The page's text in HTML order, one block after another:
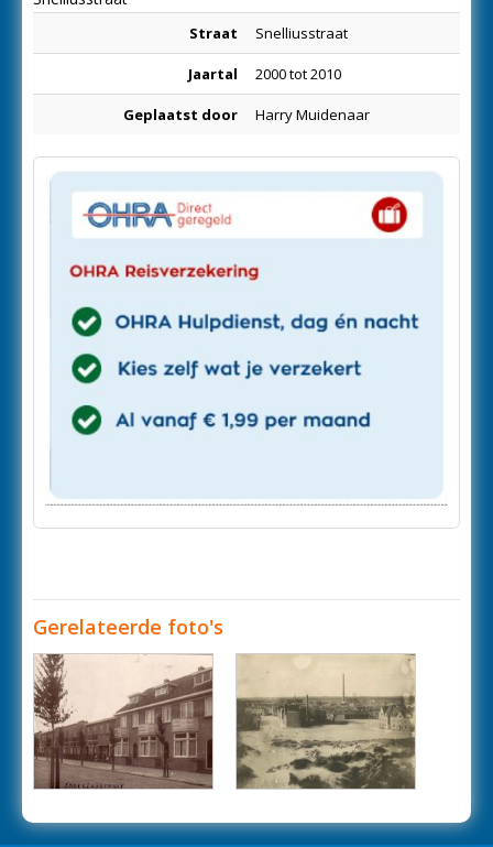
Straat Snelliusstraat
Jaartal 2000 tot 2010
Geplaatst door Harry Muidenaar
Gerelateerde foto's